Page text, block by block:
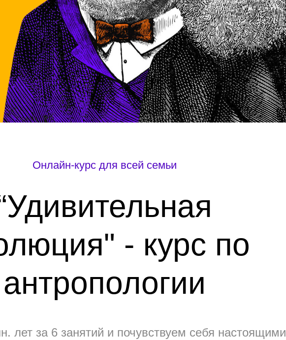
Онлайн-курс для всей семьи
- курс по
антропологии
лет за 6 занятий и почувствуем себя настоящими